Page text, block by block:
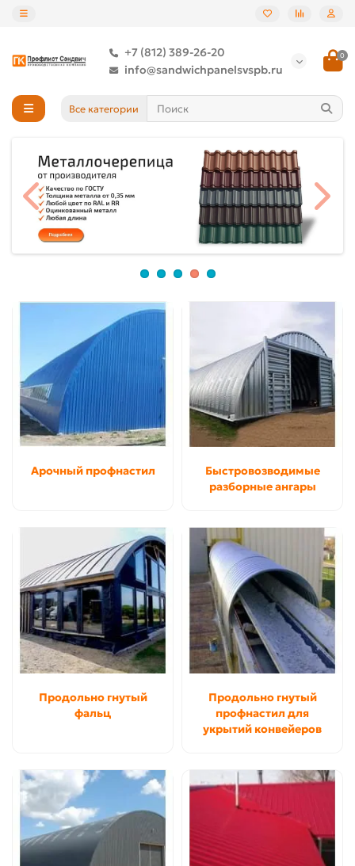
+7 (812) 389-26-20
info@sandwichpanelsvspb.ru
0
Все категории
Арочный профнастил
Быстровозводимые
разборные ангары
Продольно гнутый
фальц
Продольно гнутый
профнастил для
укрытий конвейеров